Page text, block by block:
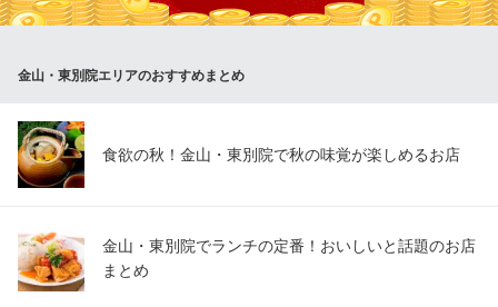
愛知県名古屋市熱田区波寄町25-1 名鉄金山第1ビル1F
金山・東別院エリアのおすすめまとめ
食欲の秋！金山・東別院で秋の味覚が楽しめるお店
金山・東別院でランチの定番！おいしいと話題のお店
まとめ